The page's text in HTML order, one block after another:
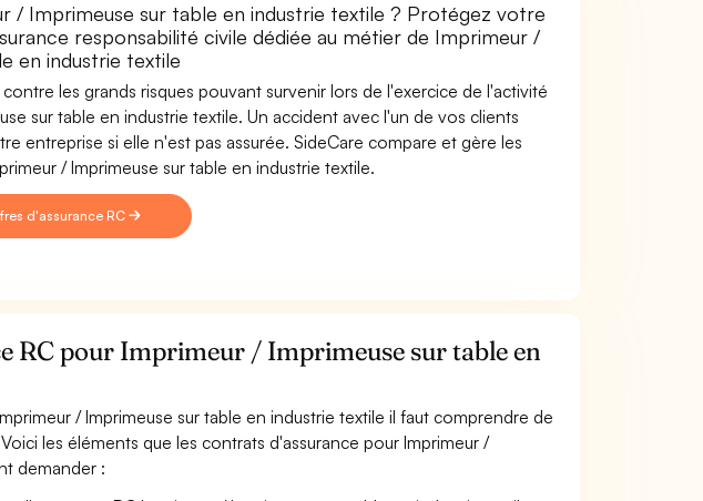
/ Imprimeuse sur table en industrie textile ? Protégez votre
responsabilité civile dédiée au métier de Imprimeur /
en industrie textile
les grands risques pouvant survenir lors de l'exercice de l'activité
sur table en industrie textile. Un accident avec l'un de vos clients
entreprise si elle n'est pas assurée. SideCare compare et gère les
/ Imprimeuse sur table en industrie textile.
d'assurance RC
RC pour Imprimeur / Imprimeuse sur table en
/ Imprimeuse sur table en industrie textile il faut comprendre de
les éléments que les contrats d'assurance pour Imprimeur /
demander :